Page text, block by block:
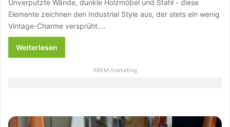
Unverputzte Wände, dunkle Holzmöbel und Stahl - diese
Elemente zeichnen den Industrial Style aus, der stets ein wenig
Vintage-Charme versprüht.…
Weiterlesen
ARKM.marketing